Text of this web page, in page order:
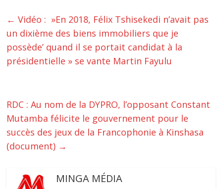
← Vidéo : »En 2018, Félix Tshisekedi n’avait pas
un dixième des biens immobiliers que je
possède’ quand il se portait candidat à la
présidentielle » se vante Martin Fayulu
RDC : Au nom de la DYPRO, l’opposant Constant
Mutamba félicite le gouvernement pour le
succès des jeux de la Francophonie à Kinshasa
(document) →
MINGA MÉDIA